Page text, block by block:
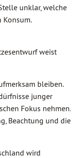
unklar, welche
weist
bleiben.
junger
Fokus nehmen.
Beachtung und die
wird